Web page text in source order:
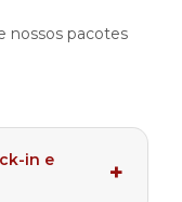
nossos pacotes
in e